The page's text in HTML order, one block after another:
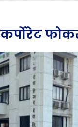
कर्पोरेट